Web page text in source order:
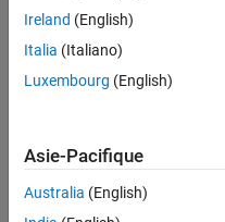
Ireland (English)
Italia (Italiano)
Luxembourg (English)
Asie-Pacifique
Australia (English)
Trust Center
Lutte anti-piratage
© 1994-2026 The